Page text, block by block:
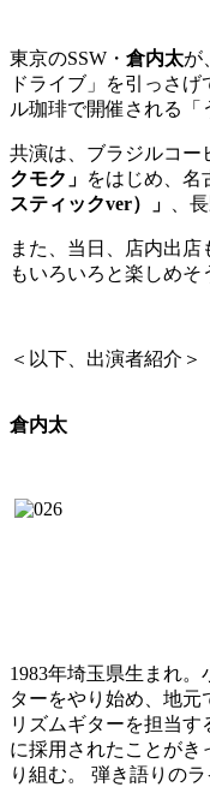
東京のSSW・ 倉内太が
ドライブ」を引っさ
ル珈琲で開催される「
共演は、ブラジルコー
クモク」 をはじめ、名
スティックver）」
、
また、当日、店内出
もいろいろと楽しめそ
＜以下、出演者紹介＞
倉内太
1983年埼玉県生まれ
ターをやり始め、地元
リズムギターを担当す
に採用されたことがき
り組む。 弾き語りの